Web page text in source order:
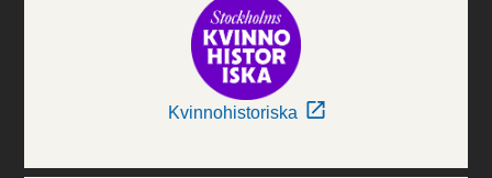
Kvinnohistoriska